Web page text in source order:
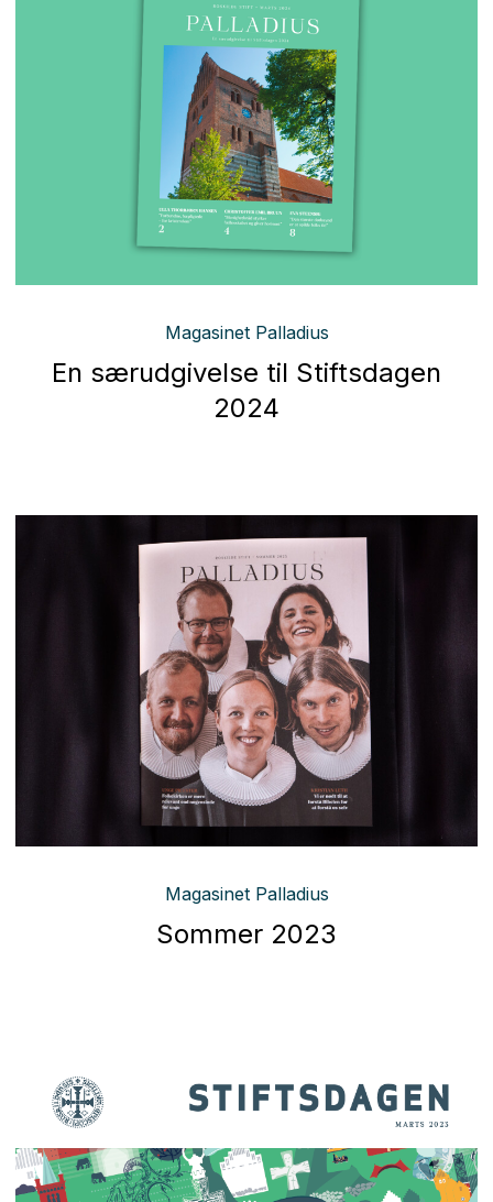
Magasinet Palladius
En særudgivelse til Stiftsdagen
2024
Magasinet Palladius
Sommer 2023